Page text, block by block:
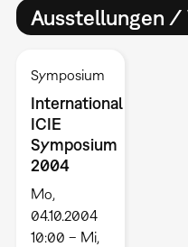
Ausstellungen /
Symposium
International
ICIE
Symposium
2004
Mo,
04.10.2004
10:00 – Mi,